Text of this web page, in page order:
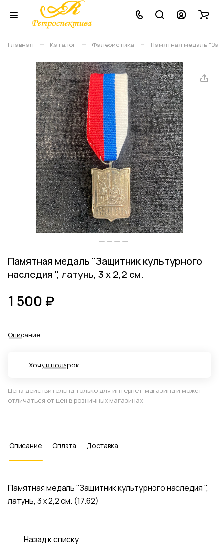
Главная – Каталог – Фалеристика – Памятная медаль
Памятная медаль "Защитник культурного
наследия ", латунь, 3 х 2,2 см.
1 500 ₽
Описание
Хочу в подарок
Цена действительна только для интернет-магазина и может
отличаться от цен в розничных магазинах
Описание Оплата Доставка
Памятная медаль "Защитник культурного наследия ",
латунь, 3 х 2,2 см. (17.62)
Назад к списку